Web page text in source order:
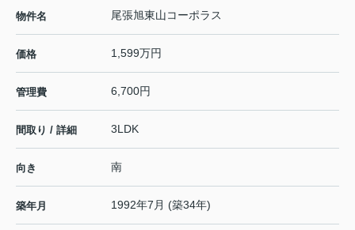
物件名 尾張旭東山コーポラス
価格 1,599万円
管理費 6,700円
間取り / 詳細 3LDK
向き 南
築年月 1992年7月 (築34年)